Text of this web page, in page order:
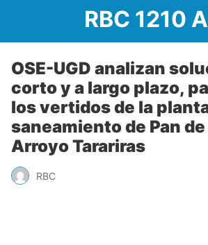
RBC 1210
OSE-UGD analizan
corto y a largo plazo,
los vertidos de la
saneamiento de Pan
Arroyo Tarariras
RBC